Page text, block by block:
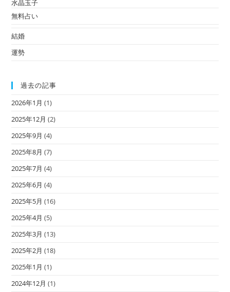
水晶玉子
無料占い
結婚
運勢
過去の記事
2026年1月 (1)
2025年12月 (2)
2025年9月 (4)
2025年8月 (7)
2025年7月 (4)
2025年6月 (4)
2025年5月 (16)
2025年4月 (5)
2025年3月 (13)
2025年2月 (18)
2025年1月 (1)
2024年12月 (1)